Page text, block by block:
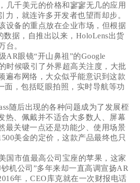
几千美元的价格和寥寥无几的应用
力，就连许多开发者也望而却步。
设备的重点放在企业市场，但根据
数据，自推出以来，HoloLens出货
台。
眼镜“开山鼻祖”的Google
时候吸引了外界超高关注度，大批
遍布网络，大众似乎能意识到这款
面，包括眨眼拍照，实时导航等功
随后出现的各种问题成为了发展桎
热、佩戴并不适合大多数人、屏幕
最关键一点还是功能少、使用场景
美金的定价，这款产品最终也只
国市值最高公司宝座的苹果，这家
机公司”多年来却一直高调宣扬AR
年，CEO库克就在一次财报电话